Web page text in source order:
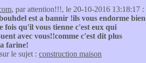
, par attention!!!, le 20-10-2016 13:18:17 :
est a bannir !ils vous endorme bien
fois qu'il vous tienne c'est eux qui
avec vous!!comme c'est dit plus
farine!
le sujet : construction maison